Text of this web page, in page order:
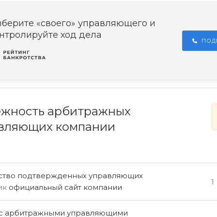
«своего» управляющего и
ход дела
арбитражных
компании
подтвержденных управляющих
официальный сайт компании
1
арбитражными управляющими